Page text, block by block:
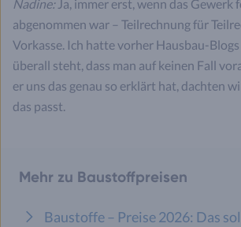
Nadine:Ja, immer erst, wenn das Gewerk
abgenommen war – Teilrechnung für
Vorkasse. Ich hatte vorher Hausbau-Blogs
überall steht, dass man auf keinen Fall
er uns das genau so erklärt hat, dachten
das passt.
Mehr zu Baustoffpreisen
Baustoffe – Preise 2026: Das